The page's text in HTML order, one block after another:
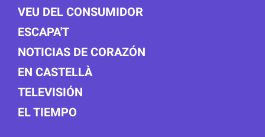
VEU DEL CONSUMIDOR
ESCAPA'T
NOTICIAS DE CORAZÓN
EN CASTELLÀ
TELEVISIÓN
EL TIEMPO